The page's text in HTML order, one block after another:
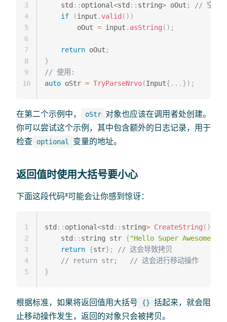
    std
:: optional<std :: string> oOut ;
// 空的
if
(input .valid ( ) )
        oOut
= input . asString ( ) ;
return oOut ;
}
// 使用:
auto oStr = TryParseNrvo(Input{ . . . }) ;
3
4
5
6
7
8
9
10
在第二个示例中， oStr 对象也应该在调用者处创建。
你可以尝试这个示例，其中包含额外的日志记录，用于
检查 optional 变量的地址。
返回值时使用大括号要小心
下面这段代码³可能会让你感到惊讶：
std :: optional<std :: string> CreateString ( )
    std
:: string str {"Hello Super Awesome
return {str} ;
// 这会导致拷贝
// return str;   // 这会进行移动操作
}
1
2
3
4
5
根据标准，如果将返回值用大括号 {} 括起来，就会阻
止移动操作发生，返回的对象只会被拷贝。